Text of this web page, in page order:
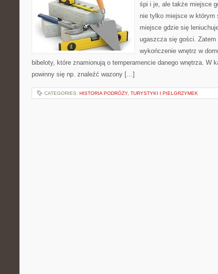
śpi i je, ale także miejsce
nie tylko miejsce w
miejsce gdzie się
ugaszcza się gości.
wykończenie wnętrz w
bibeloty, które znamionują o temperamencie danego wnętrza. W
powinny się np. znaleźć wazony […]
CATEGORIES: HISTORIA PODRÓŻY, TURYSTYKI I PIELGRZYMEK